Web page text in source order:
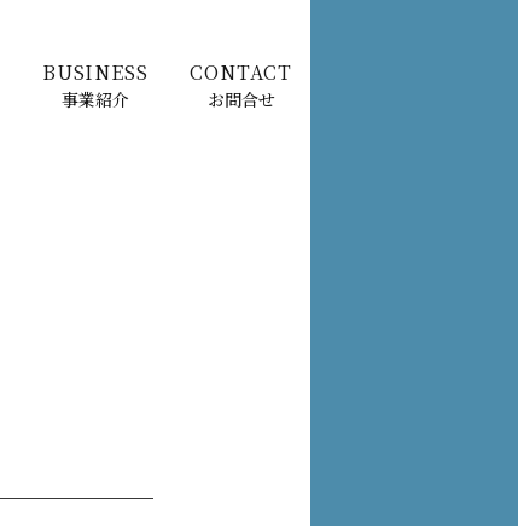
BUSINESS
事業紹介
CONTACT
お問合せ